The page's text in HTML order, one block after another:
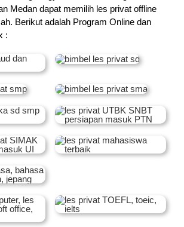
Medan dapat memilih les privat offline
Berikut adalah Program Online dan
: